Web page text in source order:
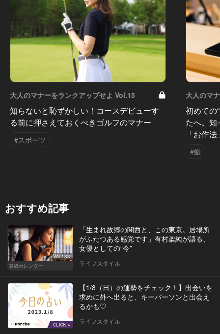
大人のマナーをランクアップせよ Vol.15
知らないと恥ずかしい！コースデビューす
る前に押さえておくべきゴルフのマナー
#スポーツ
大人のマ
初めての
たへ。
「お作
#鮨
おすすめ記事
Vol.133
表紙カレンダー
「生まれ故郷の関西と、この東京。居場所
がふたつある感覚です」有村架純が語る、
女優としての“今”
ライフスタイル
【1/8（日）の運勢をチェック！】出会いを
求めに外へ出ると、キーパーソンと出会え
るかも♡
ライフスタイル